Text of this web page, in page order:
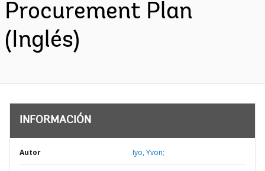
Procurement Plan
(Inglés)
INFORMACIÓN
Autor Iyo, Yvon;